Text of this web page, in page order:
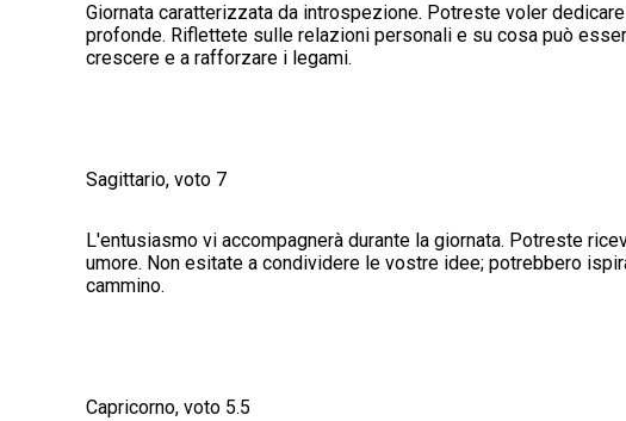
Giornata caratterizzata da introspezione. Potreste voler
profonde. Riflettete sulle relazioni personali e su cosa può
crescere e a rafforzare i legami.
Sagittario, voto 7
L'entusiasmo vi accompagnerà durante la giornata. Potreste
umore. Non esitate a condividere le vostre idee; potrebbero
cammino.
Capricorno, voto 5.5